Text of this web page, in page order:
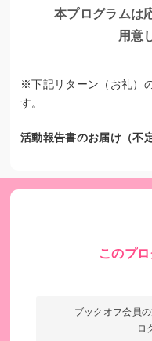
ある日の子ども食堂メニ
提供しています。 「困
本プログラムは
用意
※下記リターン（お礼）
す。
活動報告書のお届け（不定
このプ
ブックオフ会員
ロ